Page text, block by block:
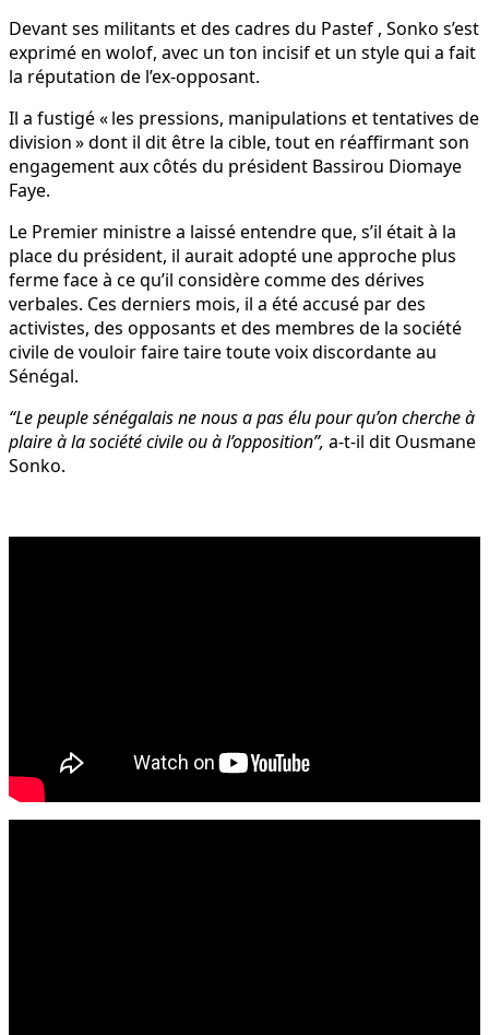
Devant ses militants et des cadres du Pastef , Sonko s’est
exprimé en wolof, avec un ton incisif et un style qui a fait
la réputation de l’ex-opposant.
Il a fustigé « les pressions, manipulations et tentatives de
division » dont il dit être la cible, tout en réaffirmant son
engagement aux côtés du président Bassirou Diomaye
Faye.
Le Premier ministre a laissé entendre que, s’il était à la
place du président, il aurait adopté une approche plus
ferme face à ce qu’il considère comme des dérives
verbales. Ces derniers mois, il a été accusé par des
activistes, des opposants et des membres de la société
civile de vouloir faire taire toute voix discordante au
Sénégal.
“Le peuple sénégalais ne nous a pas élu pour qu’on cherche à
plaire à la société civile ou à l’opposition”, a-t-il dit Ousmane
Sonko.